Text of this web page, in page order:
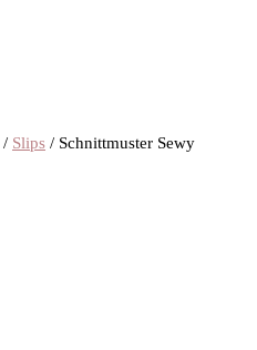
/ Slips / Schnittmuster Sewy